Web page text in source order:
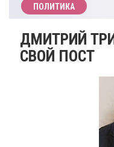
ПОЛИТИКА
ДМИТРИЙ
СВОЙ ПОСТ